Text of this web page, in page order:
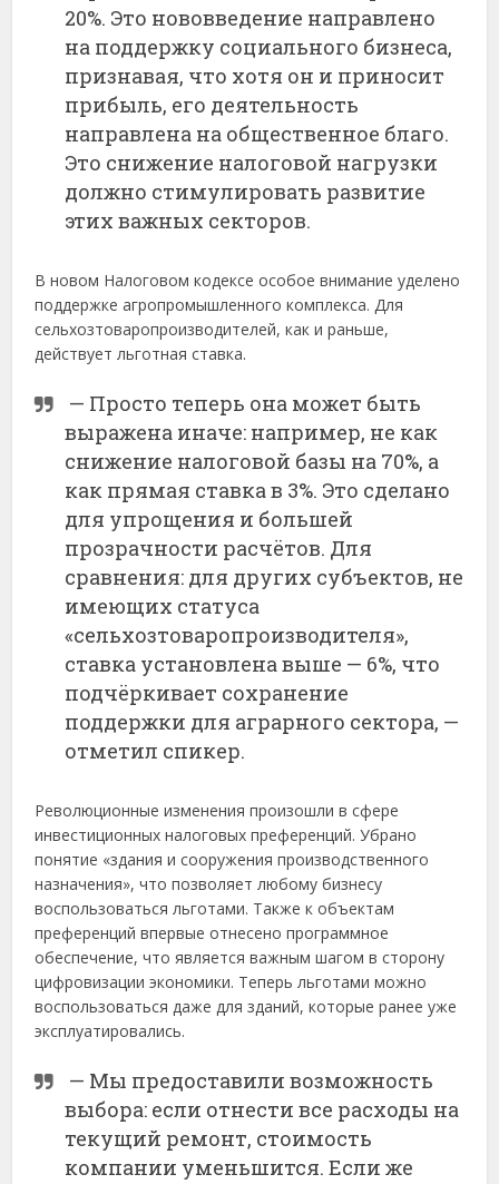
20%. Это нововведение направлено
на поддержку социального бизнеса,
признавая, что хотя он и приносит
прибыль, его деятельность
направлена на общественное благо.
Это снижение налоговой нагрузки
должно стимулировать развитие
этих важных секторов.
В новом Налоговом кодексе особое внимание уделено
поддержке агропромышленного комплекса. Для
сельхозтоваропроизводителей, как и раньше,
действует льготная ставка.
— Просто теперь она может быть
выражена иначе: например, не как
снижение налоговой базы на 70%, а
как прямая ставка в 3%. Это сделано
для упрощения и большей
прозрачности расчётов. Для
сравнения: для других субъектов, не
имеющих статуса
«сельхозтоваропроизводителя»,
ставка установлена выше — 6%, что
подчёркивает сохранение
поддержки для аграрного сектора, —
отметил спикер.
Революционные изменения произошли в сфере
инвестиционных налоговых преференций. Убрано
понятие «здания и сооружения производственного
назначения», что позволяет любому бизнесу
воспользоваться льготами. Также к объектам
преференций впервые отнесено программное
обеспечение, что является важным шагом в сторону
цифровизации экономики. Теперь льготами можно
воспользоваться даже для зданий, которые ранее уже
эксплуатировались.
— Мы предоставили возможность
выбора: если отнести все расходы на
текущий ремонт, стоимость
компании уменьшится. Если же